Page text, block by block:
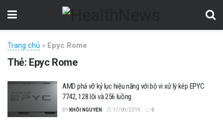
Trang chủ » Epyc Rome
Thẻ: Epyc Rome
AMD phá vỡ kỷ lục hiệu năng với bộ vi xử lý kép EPYC
7742, 128 lõi và 256 luồng
BY KHÔI NGUYỄN 17/09/2019 0